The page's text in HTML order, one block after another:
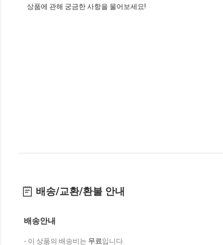
상품에 관해 궁금한 사항을 물어보세요!
배송/교환/환불 안내
배송안내
- 이 상품의 배송비는 무료입니다.